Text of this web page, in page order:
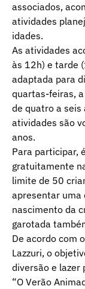
associados,
atividades
idades.
As atividades
às 12h) e tarde
adaptada para
quartas-feiras,
de quatro a seis
atividades são
anos.
Para participar,
gratuitamente
limite de 50
apresentar uma
nascimento da
garotada
De acordo com
Lazzuri, o
diversão e lazer
“O Verão